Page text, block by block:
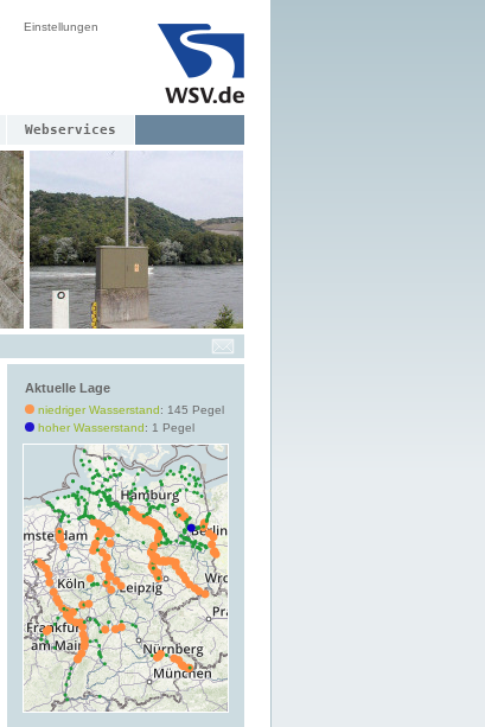
Einstellungen
Webservices
Aktuelle Lage
niedriger Wasserstand: 145 Pegel
hoher Wasserstand: 1 Pegel